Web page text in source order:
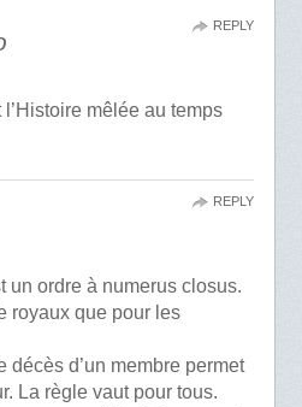
mêlée au temps
REPLY
un ordre à numerus closus.
royaux que pour les
décès d’un membre permet
La règle vaut pour tous.
REPLY